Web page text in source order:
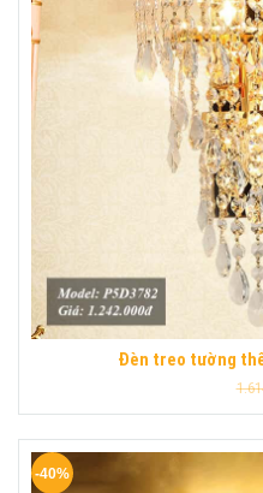
Đèn treo tường
-40%